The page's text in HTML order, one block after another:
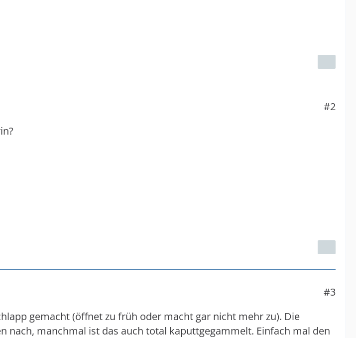
#2
#3
gemacht (öffnet zu früh oder macht gar nicht mehr zu). Die
nach, manchmal ist das auch total kaputtgegammelt. Einfach mal den